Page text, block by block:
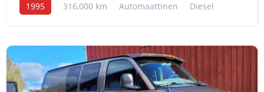
1995 316,000 km Automaattinen Diesel